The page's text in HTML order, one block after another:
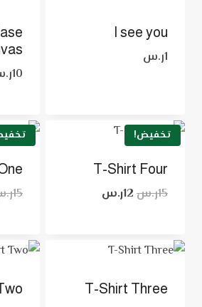
I see you
1ر.س
10
تخفيض!
T-Shirt Four
15ر.س 12ر.س 15
T-Shirt Three